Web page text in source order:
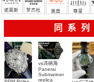
诺莫斯
罗杰杜 美度 尊皇
同系
vs沛纳海
Panerai
Submariner
replica